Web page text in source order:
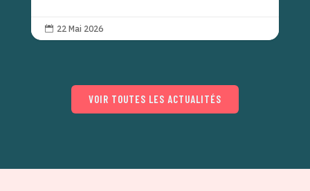
 22 Mai 2026
VOIR TOUTES LES ACTUALITÉS